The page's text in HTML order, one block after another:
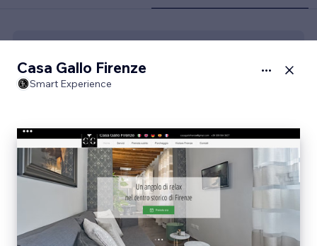
Smart Experience
Casa Gallo Firenze
Smart Experience